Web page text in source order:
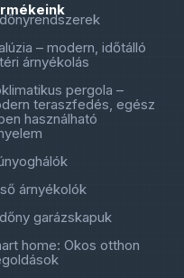
– modern, időtálló
árnyékolás
pergola –
teraszfedés, egész
használható
árnyékolók
garázskapuk
home: Okos otthon